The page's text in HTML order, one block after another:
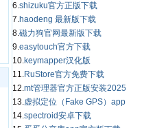
6.shizuku官方正版下载
7.haodeng 最新版下载
8.磁力狗官网最新版下载
9.easytouch官方下载
10.keymapper汉化版
11.RuStore官方免费下载
12.mt管理器官方正版安装2025
13.虚拟定位（Fake GPS）app
14.spectroid安卓下载